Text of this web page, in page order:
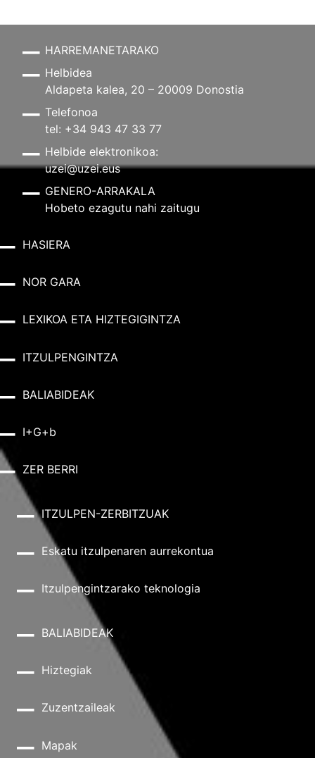
HARREMANETARAKO
Helbidea
Aldapeta kalea, 20 – 20009 Donostia
Telefonoa
tel: +34 943 47 33 77
Helbide elektronikoa:
uzei@uzei.eus
GENERO-ARRAKALA
Hobeto ezagutu nahi zaitugu
HASIERA
NOR GARA
LEXIKOA ETA HIZTEGIGINTZA
ITZULPENGINTZA
BALIABIDEAK
I+G+b
ZER BERRI
ITZULPEN-ZERBITZUAK
Eskatu itzulpenaren aurrekontua
Itzulpengintzarako teknologia
BALIABIDEAK
Hiztegiak
Zuzentzaileak
Mapak